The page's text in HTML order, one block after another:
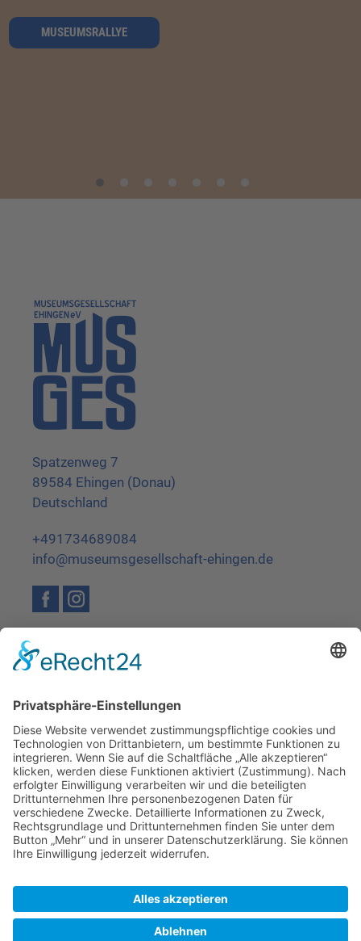
MUSEUMSRALLYE
1 2 3 4 5 6 7
Spatzenweg 7
89584 Ehingen (Donau)
Deutschland
+491734689084
info@museumsgesellschaft-ehingen.de
Datenschutz Kontakt